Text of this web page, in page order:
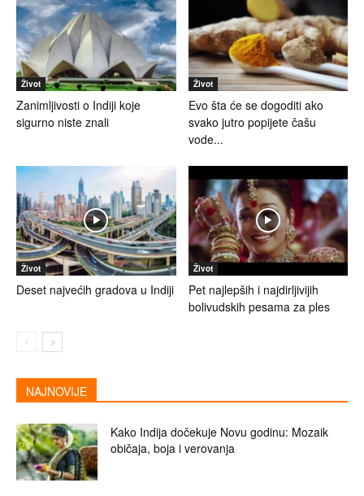
Život
Zanimljivosti o Indiji koje
sigurno niste znali
Život
Evo šta će se dogoditi ako
svako jutro popijete čašu
vode...
Život
Deset najvećih gradova u Indiji
Život
Pet najlepših i najdirljivijih
bolivudskih pesama za ples
NAJNOVIJE
Kako Indija dočekuje Novu godinu: Mozaik
običaja, boja i verovanja